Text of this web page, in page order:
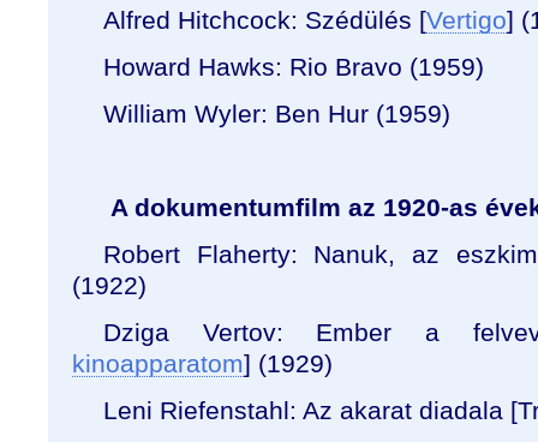
Alfred Hitchcock: Szédülés [Vertigo]
Howard Hawks: Rio Bravo (1959)
William Wyler: Ben Hur (1959)
A dokumentumfilm az 1920-as
Robert Flaherty: Nanuk, az
(1922)
Dziga Vertov: Ember a
kinoapparatom] (1929)
Leni Riefenstahl: Az akarat diadala